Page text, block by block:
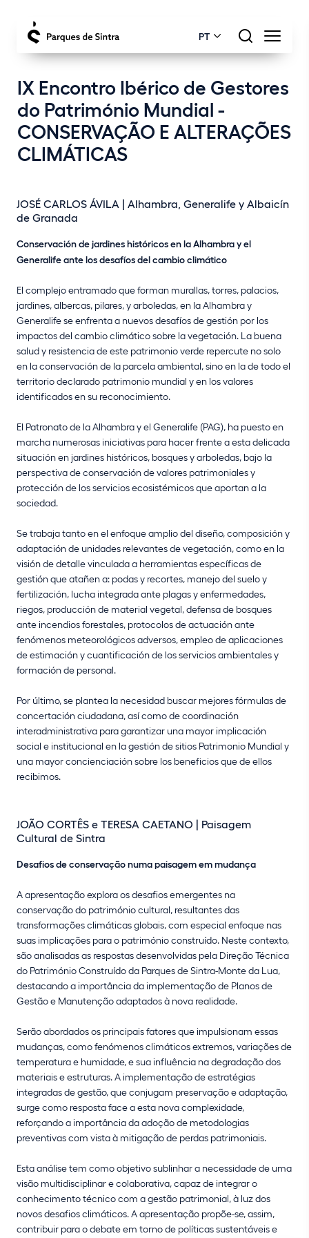
PT
IX Encontro Ibérico de Gestores
do Património Mundial -
CONSERVAÇÃO E ALTERAÇÕES
CLIMÁTICAS
JOSÉ CARLOS ÁVILA | Alhambra, Generalife y Albaicín
de Granada
Conservación de jardines históricos en la Alhambra y el
Generalife ante los desafíos del cambio climático
El complejo entramado que forman murallas, torres, palacios,
jardines, albercas, pilares, y arboledas, en la Alhambra y
Generalife se enfrenta a nuevos desafíos de gestión por los
impactos del cambio climático sobre la vegetación. La buena
salud y resistencia de este patrimonio verde repercute no solo
en la conservación de la parcela ambiental, sino en la de todo el
territorio declarado patrimonio mundial y en los valores
identificados en su reconocimiento.
El Patronato de la Alhambra y el Generalife (PAG), ha puesto en
marcha numerosas iniciativas para hacer frente a esta delicada
situación en jardines históricos, bosques y arboledas, bajo la
perspectiva de conservación de valores patrimoniales y
protección de los servicios ecosistémicos que aportan a la
sociedad.
Se trabaja tanto en el enfoque amplio del diseño, composición y
adaptación de unidades relevantes de vegetación, como en la
visión de detalle vinculada a herramientas específicas de
gestión que atañen a: podas y recortes, manejo del suelo y
fertilización, lucha integrada ante plagas y enfermedades,
riegos, producción de material vegetal, defensa de bosques
ante incendios forestales, protocolos de actuación ante
fenómenos meteorológicos adversos, empleo de aplicaciones
de estimación y cuantificación de los servicios ambientales y
formación de personal.
Por último, se plantea la necesidad buscar mejores fórmulas de
concertación ciudadana, así como de coordinación
interadministrativa para garantizar una mayor implicación
social e institucional en la gestión de sitios Patrimonio Mundial y
una mayor concienciación sobre los beneficios que de ellos
recibimos.
JOÃO CORTÊS e TERESA CAETANO | Paisagem
Cultural de Sintra
Desafios de conservação numa paisagem em mudança
A apresentação explora os desafios emergentes na
conservação do património cultural, resultantes das
transformações climáticas globais, com especial enfoque nas
suas implicações para o património construído. Neste contexto,
são analisadas as respostas desenvolvidas pela Direção Técnica
do Património Construído da Parques de Sintra-Monte da Lua,
destacando a importância da implementação de Planos de
Gestão e Manutenção adaptados à nova realidade.
Serão abordados os principais fatores que impulsionam essas
mudanças, como fenómenos climáticos extremos, variações de
temperatura e humidade, e sua influência na degradação dos
materiais e estruturas. A implementação de estratégias
integradas de gestão, que conjugam preservação e adaptação,
surge como resposta face a esta nova complexidade,
reforçando a importância da adoção de metodologias
preventivas com vista à mitigação de perdas patrimoniais.
Esta análise tem como objetivo sublinhar a necessidade de uma
visão multidisciplinar e colaborativa, capaz de integrar o
conhecimento técnico com a gestão patrimonial, à luz dos
novos desafios climáticos. A apresentação propõe-se, assim,
contribuir para o debate em torno de políticas sustentáveis e